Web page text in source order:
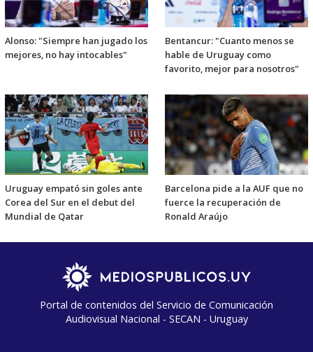
Alonso: "Siempre han jugado los
mejores, no hay intocables"
Bentancur: "Cuanto menos se
hable de Uruguay como
favorito, mejor para nosotros"
Uruguay empató sin goles ante
Corea del Sur en el debut del
Mundial de Qatar
Barcelona pide a la AUF que no
fuerce la recuperación de
Ronald Araújo
Portal de contenidos del Servicio de Comunicación
Audiovisual Nacional - SECAN - Uruguay